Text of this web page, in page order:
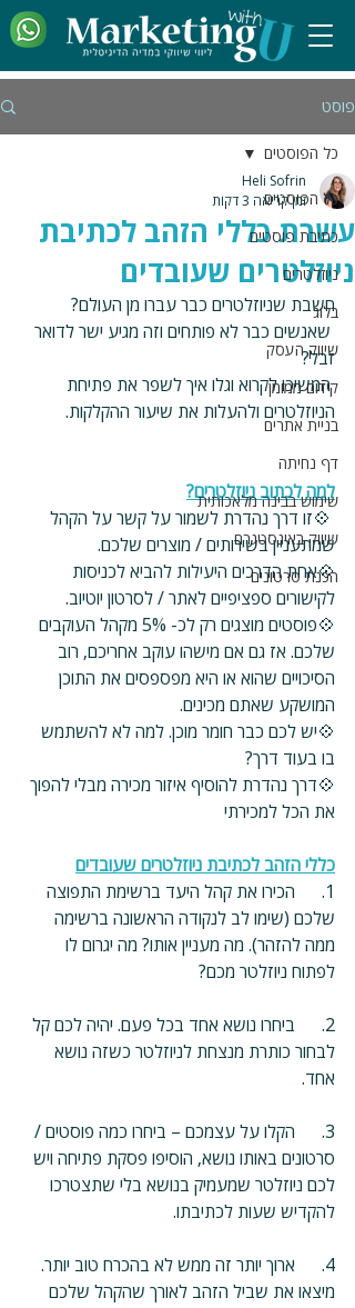
פוסט
כל הפוסטים
כתיבת פוסטים
ניוזלטרים
בלוג
שיווק העסק
קידום ממומן
בניית אתרים
דף נחיתה
שימוש בבינה מלאכותית
שיווק באינסטגרם
הכנת סרטונים
כל הפוסטים
עשרת כללי הזהב לכתיבת
ניוזלטרים שעובדים
Heli Sofrin
זמן קריאה 3 דקות
חשבת שניוזלטרים כבר עברו מן העולם?
שאנשים כבר לא פותחים וזה מגיע ישר לדואר
זבל?
המשיכו לקרוא וגלו איך לשפר את פתיחת
הניוזלטרים ולהעלות את שיעור ההקלקות.
למה לכתוב ניוזלטרים?
💠זו דרך נהדרת לשמור על קשר על הקהל
שמתעניין בשירותים / מוצרים שלכם.
💠אחת הדרכים היעילות להביא לכניסות
לקישורים ספציפיים לאתר / לסרטון יוטיוב.
💠פוסטים מוצגים רק לכ- 5% מקהל העוקבים
שלכם. אז גם אם מישהו עוקב אחריכם, רוב
הסיכויים שהוא או היא מפספסים את התוכן
המושקע שאתם מכינים.
💠יש לכם כבר חומר מוכן. למה לא להשתמש
בו בעוד דרך?
💠דרך נהדרת להוסיף איזור מכירה מבלי להפוך
את הכל למכירתי
כללי הזהב לכתיבת ניוזלטרים שעובדים
1.      הכירו את קהל היעד ברשימת התפוצה
שלכם (שימו לב לנקודה הראשונה ברשימה
ממה להזהר). מה מעניין אותו? מה יגרום לו
לפתוח ניוזלטר מכם?
2.      ביחרו נושא אחד בכל פעם. יהיה לכם קל
לבחור כותרת מנצחת לניוזלטר כשזה נושא
אחד.
3.      הקלו על עצמכם – ביחרו כמה פוסטים /
סרטונים באותו נושא, הוסיפו פסקת פתיחה ויש
לכם ניוזלטר שמעמיק בנושא בלי שתצטרכו
להקדיש שעות לכתיבתו.
4.      ארוך יותר זה ממש לא בהכרח טוב יותר.
מיצאו את שביל הזהב לאורך שהקהל שלכם